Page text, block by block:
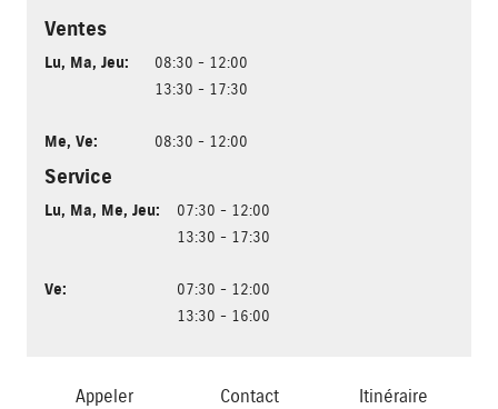
Ventes
Lu, Ma, Jeu:
08:30 - 12:00
13:30 - 17:30
Me, Ve: 08:30 - 12:00
Service
Lu, Ma, Me, Jeu:
07:30 - 12:00
13:30 - 17:30
Ve:
07:30 - 12:00
13:30 - 16:00
Appeler Contact Itinéraire